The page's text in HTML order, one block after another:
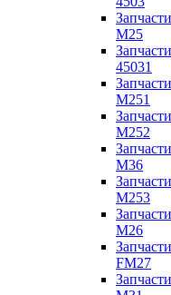
M25
45031
M251
M252
M36
M253
M26
FM27